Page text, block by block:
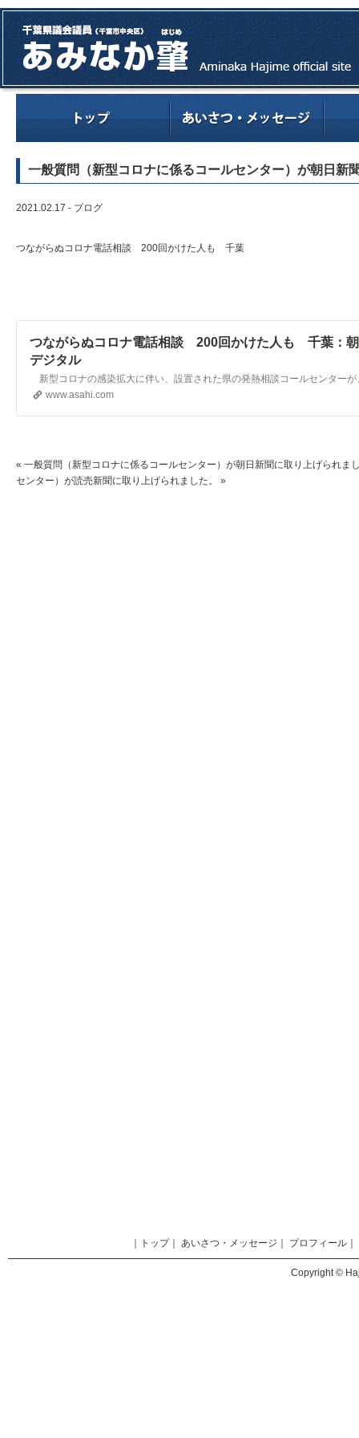
一般質問（新型コロナに係るコールセンター）が朝日新
2021.02.17 - ブログ
つながらぬコロナ電話相談 200回かけた人も 千葉
つながらぬコロナ電話相談 200回かけた人も 千葉：
デジタル
www.asahi.com
« 一般質問（新型コロナに係るコールセンター）が朝日新聞に取り上げられま
センター）が読売新聞に取り上げられました。
»
トップ｜ あいさつ・メッセージ プロフィール
Copyright ©